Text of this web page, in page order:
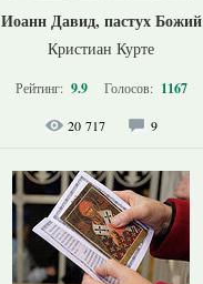
Иоанн Давид, пастух Божий
Кристиан Курте
Рейтинг: 9.9 Голосов: 1167
20 717 9